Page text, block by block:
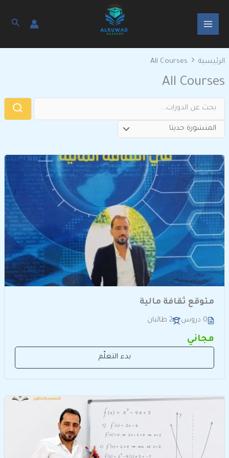
البحث
الرئيسية All Courses
All Courses
متوقع ثقافة مالية
0 دروس 2 طالبان
مجاني
بدء التعلّم